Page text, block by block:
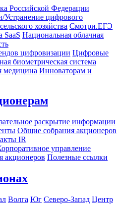
Российской Федерации
Устранение цифрового
хозяйства Смотри.ЕГЭ
SaaS Национальная облачная
цифровизации Цифровые
биометрическая система
медицина Инноваторам и
раскрытие информации
Общие собрания акционеров
IR
управление
акционеров Полезные ссылки
Волга Юг Северо-Запад Центр